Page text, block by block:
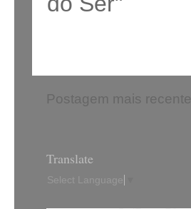
Postagem mais recente
Translate
Select Language